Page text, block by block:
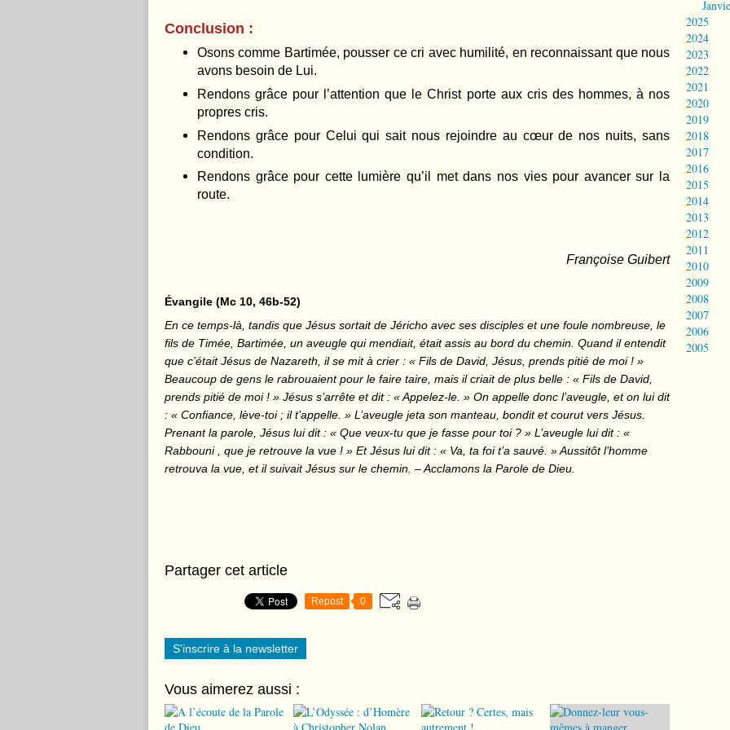
Conclusion :
Osons comme Bartimée, pousser ce cri avec humilité, en reconnaissant que nous
avons besoin de Lui.
Rendons grâce pour l’attention que le Christ porte aux cris des hommes, à nos
propres cris.
Rendons grâce pour Celui qui sait nous rejoindre au cœur de nos nuits, sans
condition.
Rendons grâce pour cette lumière qu’il met dans nos vies pour avancer sur la
route.
Françoise Guibert
Évangile (Mc 10, 46b-52)
En ce temps-là, tandis que Jésus sortait de Jéricho avec ses disciples et une foule nombreuse, le
fils de Timée, Bartimée, un aveugle qui mendiait, était assis au bord du chemin. Quand il entendit
que c’était Jésus de Nazareth, il se mit à crier : « Fils de David, Jésus, prends pitié de moi ! »
Beaucoup de gens le rabrouaient pour le faire taire, mais il criait de plus belle : « Fils de David,
prends pitié de moi ! » Jésus s’arrête et dit : « Appelez-le. » On appelle donc l’aveugle, et on lui dit
: « Confiance, lève-toi ; il t’appelle. » L’aveugle jeta son manteau, bondit et courut vers Jésus.
Prenant la parole, Jésus lui dit : « Que veux-tu que je fasse pour toi ? » L’aveugle lui dit : «
Rabbouni , que je retrouve la vue ! » Et Jésus lui dit : « Va, ta foi t’a sauvé. » Aussitôt l’homme
retrouva la vue, et il suivait Jésus sur le chemin. – Acclamons la Parole de Dieu.
Partager cet article
Repost 0
S'inscrire à la newsletter
Vous aimerez aussi :
2025
2024
2023
2022
2021
2020
2019
2018
2017
2016
2015
2014
2013
2012
2011
2010
2009
2008
2007
2006
2005